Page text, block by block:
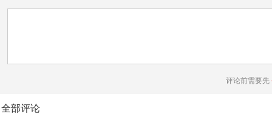
评论前需要先
全部评论